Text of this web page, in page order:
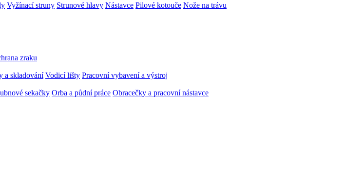
Vyžínací struny Strunové hlavy Nástavce Pilové kotouče Nože na trávu
zraku
a skladování Vodicí lišty Pracovní vybavení a výstroj
sekačky Orba a půdní práce Obracečky a pracovní nástavce